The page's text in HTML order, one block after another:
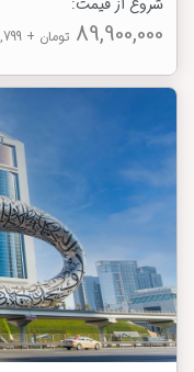
شروع از قیمت:
89,900,000 تومان + 4,799 دلار